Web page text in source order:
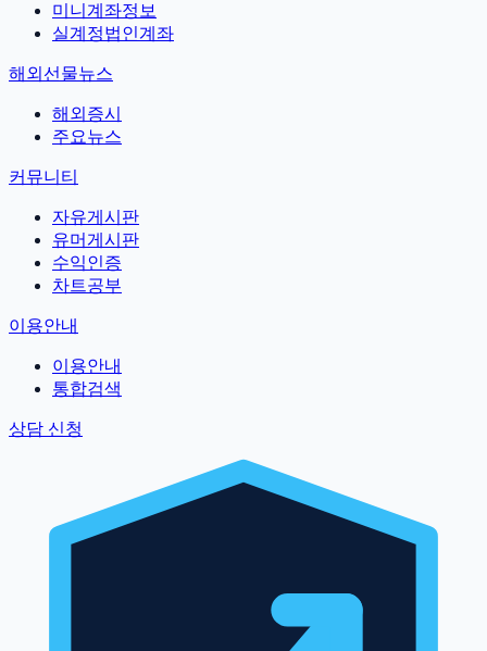
미니계좌정보
실계정법인계좌
해외선물뉴스
해외증시
주요뉴스
커뮤니티
자유게시판
유머게시판
수익인증
차트공부
이용안내
이용안내
통합검색
상담 신청